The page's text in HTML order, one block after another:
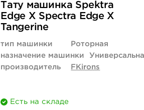
Тату машинка Spektra
Edge X Spectra Edge X
Tangerine
тип машинки
Роторная
назначение машинки
производитель
FKirons
Есть на складе